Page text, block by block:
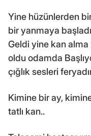
Yine hüzünlerden
bir yanmaya
Geldi yine kan
oldu odamda
çığlık sesleri
Kimine bir ay,
tatlı kan..